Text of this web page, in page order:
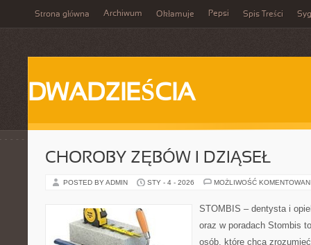
Strona główna Archiwum Okłamuje Pepsi Spis Treści
DWADZIEŚCIA
CHOROBY ZĘBÓW I DZIĄSEŁ
POSTED BY ADMIN STY - 4 - 2026 MOŻLIWOŚĆ
STOMBIS – dentysta i
oraz w poradach Stombis
osób, które chcą